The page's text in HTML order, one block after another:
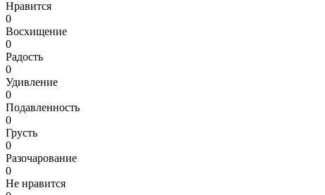
Нравится
0
Восхищение
0
Радость
0
Удивление
0
Подавленность
0
Грусть
0
Разочарование
0
Не нравится